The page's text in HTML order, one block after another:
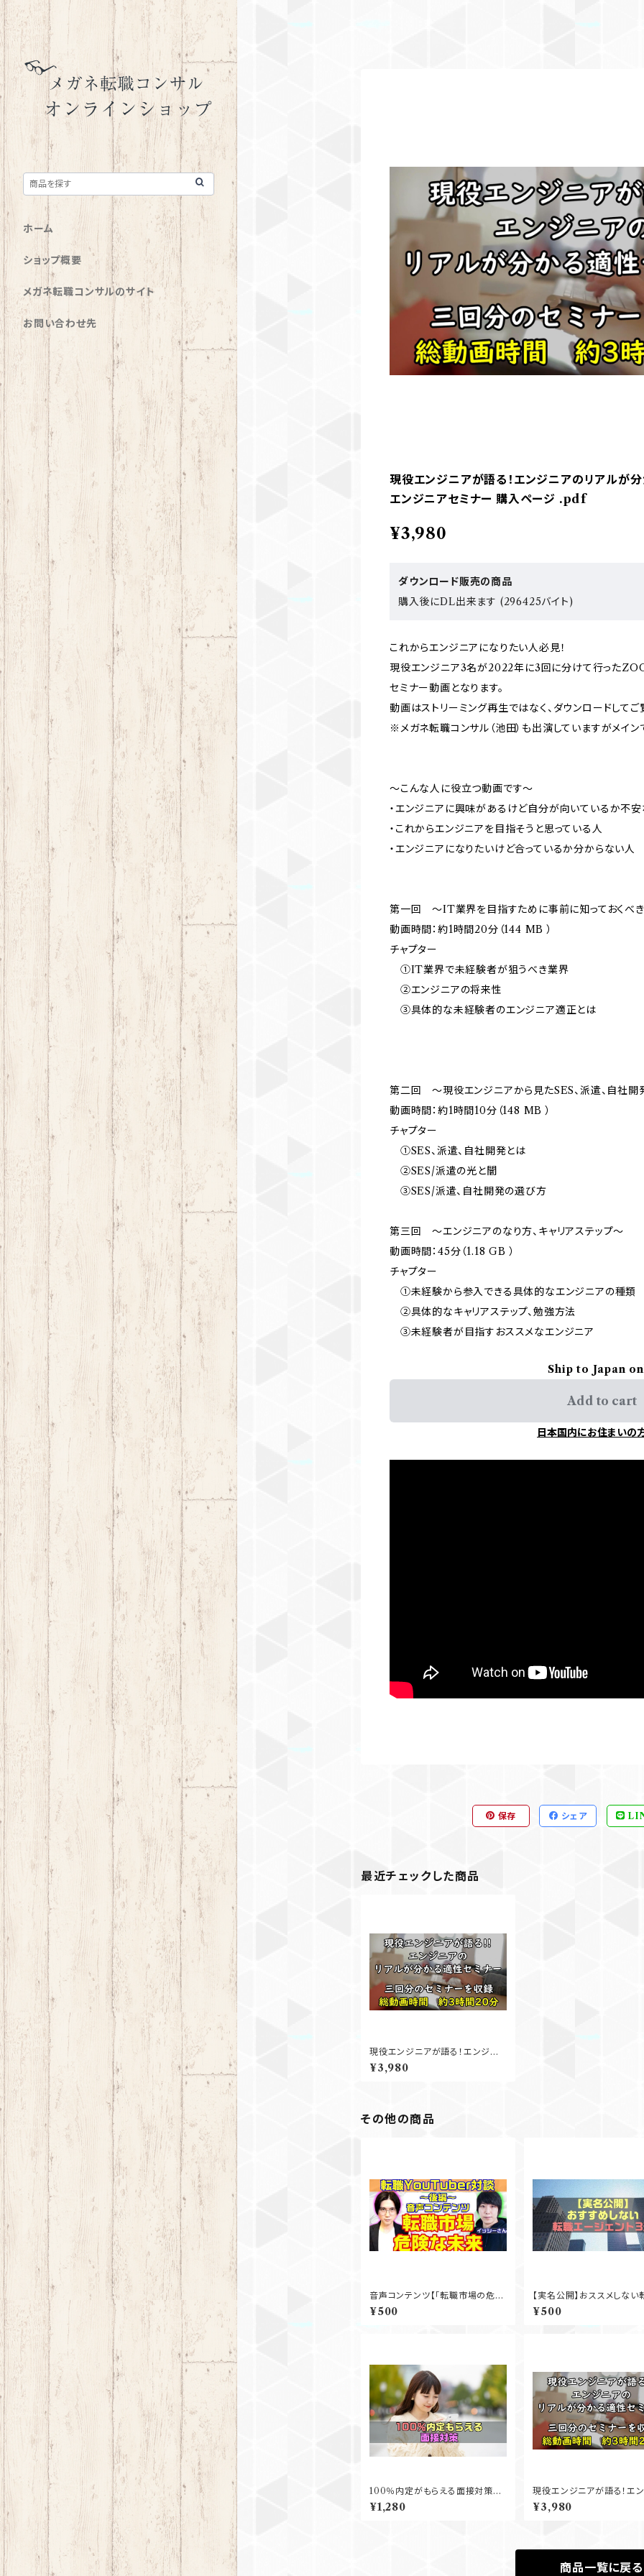
現役エンジニアが語る！エンジニアのリアルが
エンジニアセミナー 購入ページ .pdf
¥3,980
ダウンロード販売の商品
購入後にDL出来ます (296425バイト)
これからエンジニアになりたい人必見！
現役エンジニア3名が2022年に3回に分けて行った
セミナー動画となります。
動画はストリーミング再生ではなく、ダウンロードしてご
※メガネ転職コンサル（池田）も出演していますがメイ
～こんな人に役立つ動画です～
・エンジニアに興味があるけど自分が向いているか不
・これからエンジニアを目指そうと思っている人
・エンジニアになりたいけど合っているか分からない人
第一回 ～IT業界を目指すために事前に知っておくべ
動画時間：約1時間20分（144 MB ）
チャプター
①IT業界で未経験者が狙うべき業界
②エンジニアの将来性
③具体的な未経験者のエンジニア適正とは
第二回 ～現役エンジニアから見たSES、派遣、自社開
動画時間：約1時間10分（148 MB ）
チャプター
①SES、派遣、自社開発とは
②SES/派遣の光と闇
③SES/派遣、自社開発の選び方
第三回 ～エンジニアのなり方、キャリアステップ～
動画時間：45分（1.18 GB ）
チャプター
①未経験から参入できる具体的なエンジニアの種類
②具体的なキャリアステップ、勉強方法
③未経験者が目指すおススメなエンジニア
Ship to Japan
Add to cart
日本国内にお住まいの
保存 シェア
最近チェックした商品
現役エンジニアが語る！エンジニ
アのリアルが分かる適性セミナー
¥3,980
その他の商品
音声コンテンツ【「転職市場の危険
な未来(後編)【転職YouTuberイ
ッシーさんと対談】」】
¥500
【実名公開】おススメしない
ージェント3選
¥500
100％内定がもらえる面接対策大
全
¥1,280
現役エンジニアが語る！エ
アのリアルが分かる適性セ
¥3,980
商品一覧に戻る
ホーム
ショップ概要
メガネ転職コンサルのサイト
お問い合わせ先